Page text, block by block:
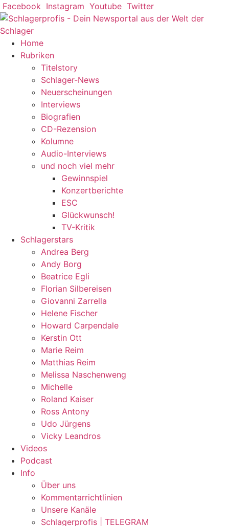
Zum
Inhalt
springen
Facebook Instagram Youtube Twitter
Home
Rubriken
Titelstory
Schlager-News
Neuerscheinungen
Interviews
Biografien
CD-Rezension
Kolumne
Audio-Interviews
und noch viel mehr
Gewinnspiel
Konzertberichte
ESC
Glückwunsch!
TV-Kritik
Schlagerstars
Andrea Berg
Andy Borg
Beatrice Egli
Florian Silbereisen
Giovanni Zarrella
Helene Fischer
Howard Carpendale
Kerstin Ott
Marie Reim
Matthias Reim
Melissa Naschenweng
Michelle
Roland Kaiser
Ross Antony
Udo Jürgens
Vicky Leandros
Videos
Podcast
Info
Über uns
Kommentarrichtlinien
Unsere Kanäle
Schlagerprofis | TELEGRAM